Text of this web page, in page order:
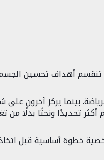
ما تنقسم أهداف تحسين
بينما يركز آخرون على
تحديدًا ونحتًا بدلًا من
خطوة أساسية قبل